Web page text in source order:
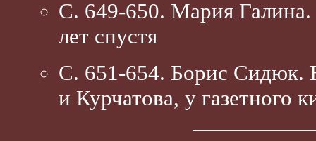
С. 649-650. Мария
лет спустя
С. 651-654. Борис Сидюк.
и Курчатова, у газетного